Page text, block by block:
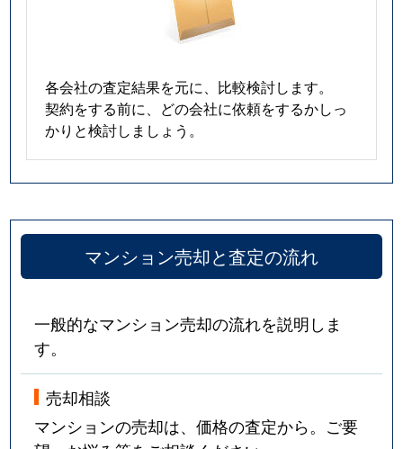
各会社の査定結果を元に、比較検討します。
契約をする前に、どの会社に依頼をするかしっ
かりと検討しましょう。
マンション売却と査定の流れ
一般的なマンション売却の流れを説明しま
す。
売却相談
マンションの売却は、価格の査定から。ご要